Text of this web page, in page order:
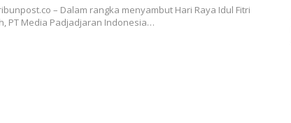
– Dalam rangka menyambut Hari Raya Idul Fitri
PT Media Padjadjaran Indonesia…